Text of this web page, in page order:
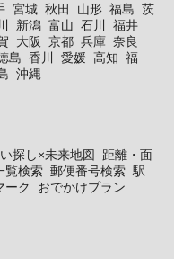
宮城 秋田 山形 福島 茨
新潟 富山 石川
福井
大阪 京都 兵庫 奈良
島 香川 愛媛 高知 福
沖縄
探し×未来地図
距離・面
覧検索 郵便番号検索 駅
ーク おでかけプラン